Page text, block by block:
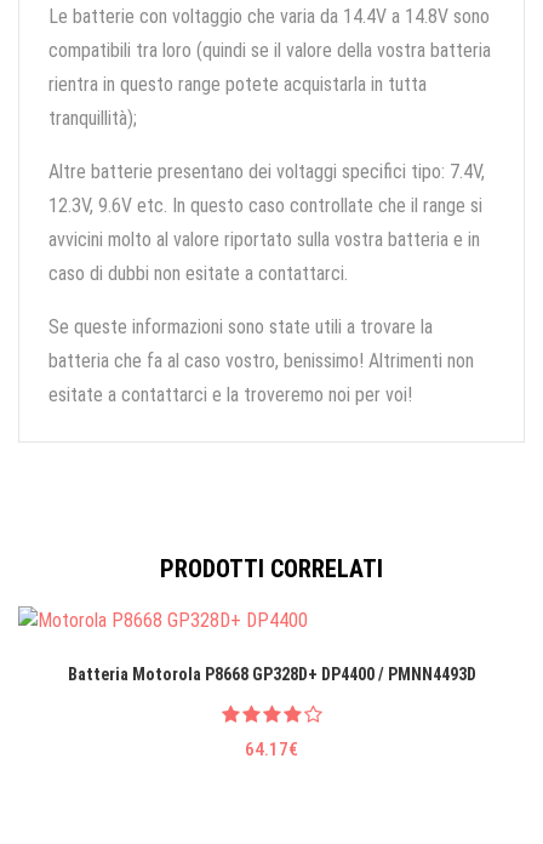
Le batterie con voltaggio che varia da 14.4V a 14.8V sono
compatibili tra loro (quindi se il valore della vostra batteria
rientra in questo range potete acquistarla in tutta
tranquillità);
Altre batterie presentano dei voltaggi specifici tipo: 7.4V,
12.3V, 9.6V etc. In questo caso controllate che il range si
avvicini molto al valore riportato sulla vostra batteria e in
caso di dubbi non esitate a contattarci.
Se queste informazioni sono state utili a trovare la
batteria che fa al caso vostro, benissimo! Altrimenti non
esitate a contattarci e la troveremo noi per voi!
PRODOTTI CORRELATI
Batteria Motorola P8668 GP328D+ DP4400 / PMNN4493D
64.17€